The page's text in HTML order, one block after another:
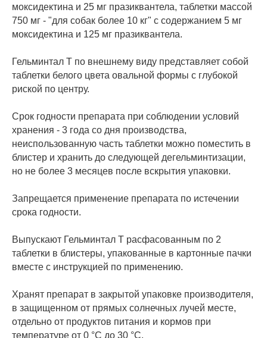
моксидектина и 25 мг празиквантела, таблетки массой
750 мг - "для собак более 10 кг" с содержанием 5 мг
моксидектина и 125 мг празиквантела.
Гельминтал Т по внешнему виду представляет собой
таблетки белого цвета овальной формы с глубокой
риской по центру.
Срок годности препарата при соблюдении условий
хранения - 3 года со дня производства,
неиспользованную часть таблетки можно поместить в
блистер и хранить до следующей дегельминтизации,
но не более 3 месяцев после вскрытия упаковки.
Запрещается применение препарата по истечении
срока годности.
Выпускают Гельминтал Т расфасованным по 2
таблетки в блистеры, упакованные в картонные пачки
вместе с инструкцией по применению.
Хранят препарат в закрытой упаковке производителя,
в защищенном от прямых солнечных лучей месте,
отдельно от продуктов питания и кормов при
температуре от 0 °С до 30 °С.